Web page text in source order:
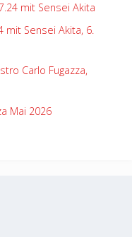
mit Sensei Akita
mit Sensei Akita, 6.
Carlo Fugazza,
Mai 2026